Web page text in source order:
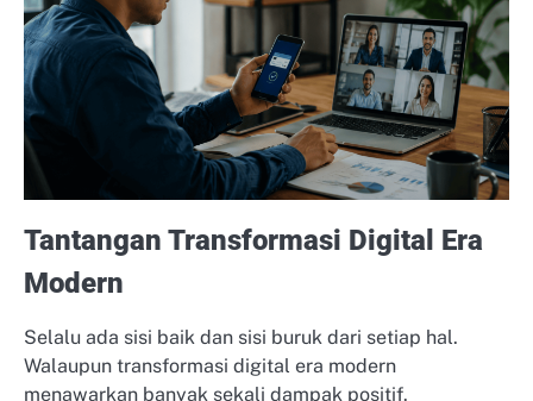
Tantangan Transformasi Digital Era
Modern
Selalu ada sisi baik dan sisi buruk dari setiap hal.
Walaupun transformasi digital era modern
menawarkan banyak sekali dampak positif.